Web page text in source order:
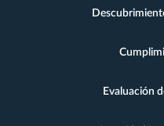
Evaluación